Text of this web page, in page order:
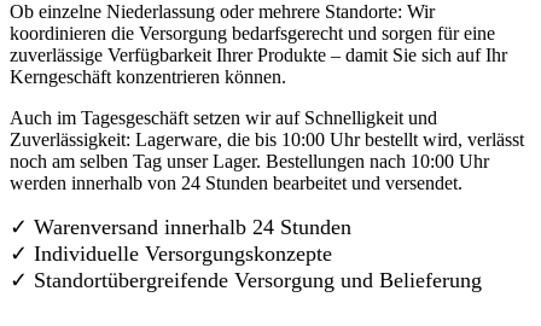
Ob einzelne Niederlassung oder mehrere Standorte: Wir
koordinieren die Versorgung bedarfsgerecht und sorgen für eine
zuverlässige Verfügbarkeit Ihrer Produkte – damit Sie sich auf Ihr
Kerngeschäft konzentrieren können.
Auch im Tagesgeschäft setzen wir auf Schnelligkeit und
Zuverlässigkeit: Lagerware, die bis 10:00 Uhr bestellt wird, verlässt
noch am selben Tag unser Lager. Bestellungen nach 10:00 Uhr
werden innerhalb von 24 Stunden bearbeitet und versendet.
✓ Warenversand innerhalb 24 Stunden
✓ Individuelle Versorgungskonzepte
✓ Standortübergreifende Versorgung und Belieferung